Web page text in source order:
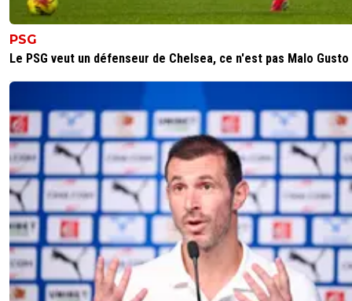
PSG
Le PSG veut un défenseur de Chelsea, ce n'est pas Malo Gusto